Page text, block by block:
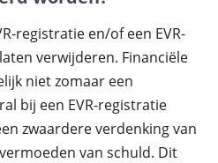
registratie en/of een EVR-
verwijderen. Financiële
niet zomaar een
bij een EVR-registratie
zwaardere verdenking van
van schuld. Dit